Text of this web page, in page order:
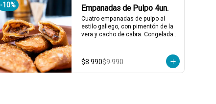
-10% Empanadas de Pulpo 4un.
Cuatro empanadas de pulpo al
estilo gallego, con pimentón de la
vera y cacho de cabra. Congeladas
$8.990$9.990